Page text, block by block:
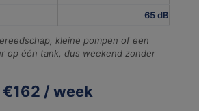
65 dB
kleine pompen of een
op één tank, dus weekend zonder
€162 / week